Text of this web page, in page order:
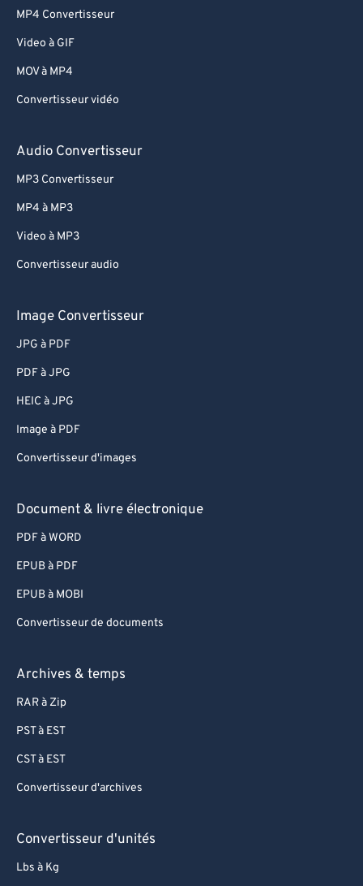
MP4 Convertisseur
Video à GIF
MOV à MP4
Convertisseur vidéo
Audio Convertisseur
MP3 Convertisseur
MP4 à MP3
Video à MP3
Convertisseur audio
Image Convertisseur
JPG à PDF
PDF à JPG
HEIC à JPG
Image à PDF
Convertisseur d'images
Document & livre électronique
PDF à WORD
EPUB à PDF
EPUB à MOBI
Convertisseur de documents
Archives & temps
RAR à Zip
PST à EST
CST à EST
Convertisseur d'archives
Convertisseur d'unités
Lbs à Kg